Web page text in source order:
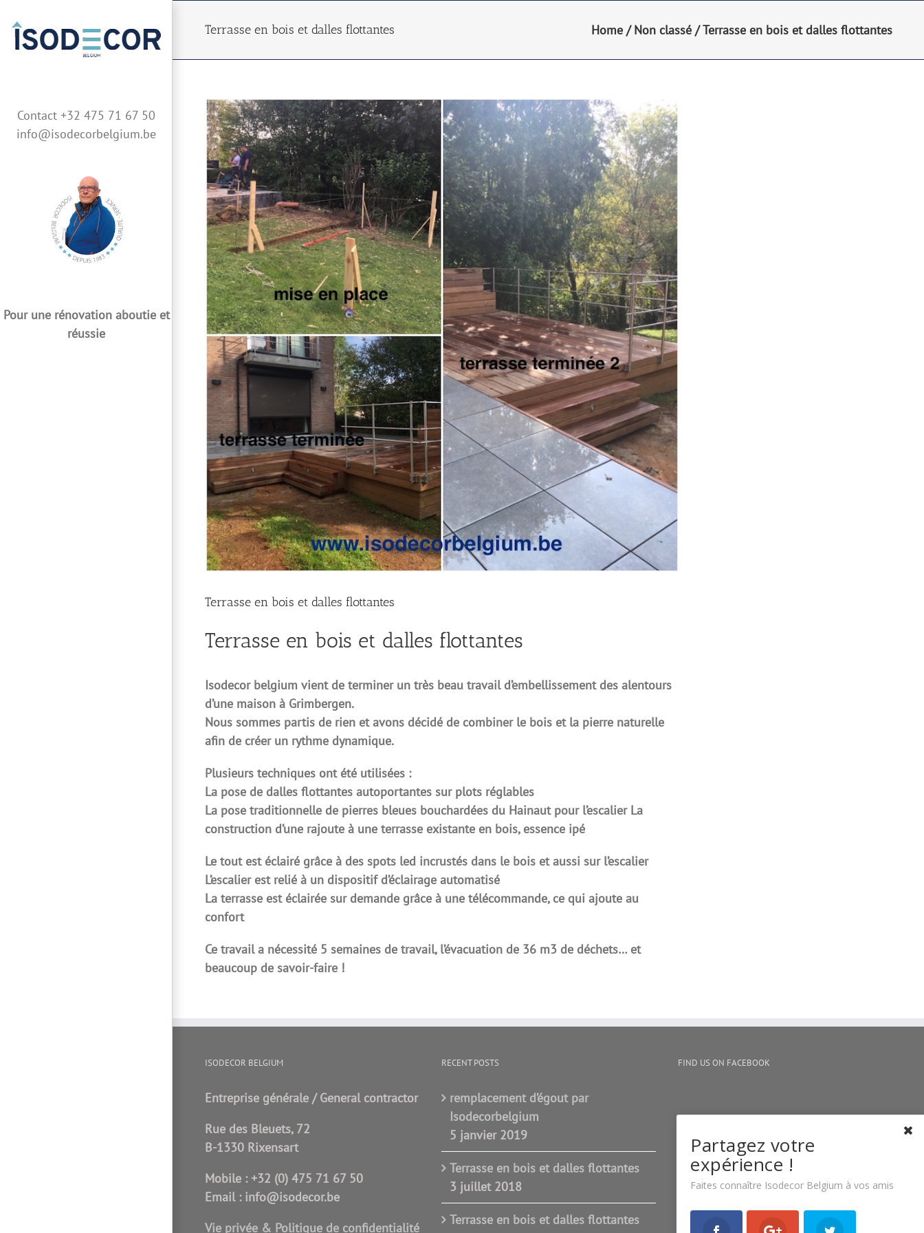
content
Contact +32 475 71 67 50
info@isodecorbelgium.be
Pour une rénovation aboutie et
réussie
Terrasse en bois et dalles flottantes Home / Non classé / Terrasse en bois et dalles flottantes
Terrasse en bois et dalles flottantes
Terrasse en bois et dalles flottantes
Isodecor belgium vient de terminer un très beau travail d’embellissement des alentours
d’une maison à Grimbergen.
Nous sommes partis de rien et avons décidé de combiner le bois et la pierre naturelle
afin de créer un rythme dynamique.
Plusieurs techniques ont été utilisées :
La pose de dalles flottantes autoportantes sur plots réglables
La pose traditionnelle de pierres bleues bouchardées du Hainaut pour l’escalier La
construction d’une rajoute à une terrasse existante en bois, essence ipé
Le tout est éclairé grâce à des spots led incrustés dans le bois et aussi sur l’escalier
L’escalier est relié à un dispositif d’éclairage automatisé
La terrasse est éclairée sur demande grâce à une télécommande, ce qui ajoute au
confort
Ce travail a nécessité 5 semaines de travail, l’évacuation de 36 m3 de déchets… et
beaucoup de savoir-faire !
ISODECOR BELGIUM
Entreprise générale / General contractor
Rue des Bleuets, 72
B-1330 Rixensart
Mobile :+32 (0) 475 71 67 50
Email :info@isodecor.be
Vie privée & Politique de confidentialité
RECENT POSTS
remplacement d’égout par
Isodecorbelgium
5 janvier 2019
Terrasse en bois et dalles flottantes
3 juillet 2018
Terrasse en bois et dalles flottantes
FIND US ON FACEBOOK
Partagez votre
expérience !
Faites connaître Isodecor Belgium à vos amis